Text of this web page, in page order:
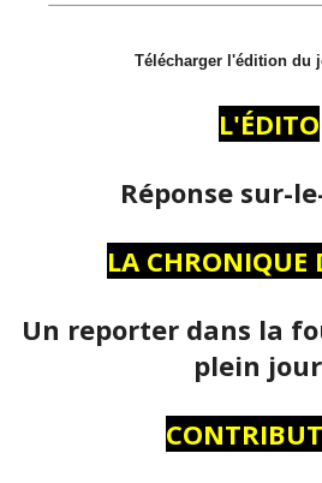
Télécharger l'édition du
L'ÉDITO
Réponse sur-
LA CHRONIQUE
Un reporter dans la
plein